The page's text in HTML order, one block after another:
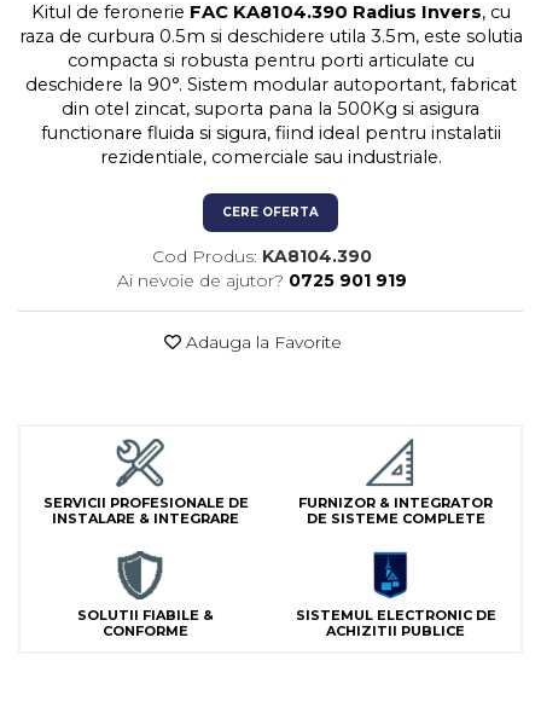
Usi de Garaj
Motoare Usi Garaj
Kit-uri Usi Garaj
Sine de Ghidaj
Accesorii
Lampi Semnalizare
Module de Comanda
Receptoare
Kitul de feronerie FAC KA8104.390 Radius Invers, cu
raza de curbura 0.5m si deschidere utila 3.5m, este solutia
compacta si robusta pentru porti articulate cu
deschidere la 90°. Sistem modular autoportant, fabricat
din otel zincat, suporta pana la 500Kg si asigura
functionare fluida si sigura, fiind ideal pentru instalatii
rezidentiale, comerciale sau industriale.
CERE OFERTA
Cod Produs: KA8104.390
Ai nevoie de ajutor? 0725 901 919
Adauga la Favorite
SERVICII PROFESIONALE DE
INSTALARE & INTEGRARE
FURNIZOR & INTEGRATOR
DE SISTEME COMPLETE
SOLUTII FIABILE &
CONFORME
SISTEMUL ELECTRONIC DE
ACHIZITII PUBLICE